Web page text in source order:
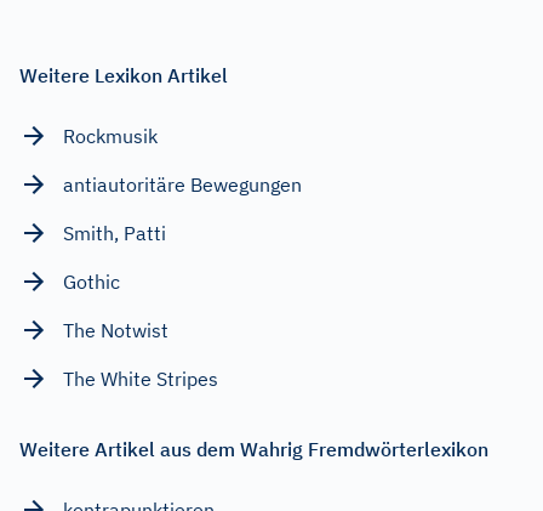
Weitere Lexikon Artikel
Rockmusik
antiautoritäre Bewegungen
Smith, Patti
Gothic
The Notwist
The White Stripes
Weitere Artikel aus dem Wahrig Fremdwörterlexikon